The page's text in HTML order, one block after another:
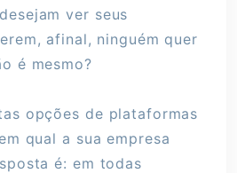
ver seus
afinal, ninguém quer
é mesmo?
opções de plataformas
qual a sua empresa
é: em todas